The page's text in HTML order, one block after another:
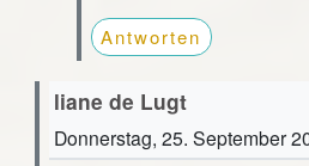
Antworten
liane de Lugt
Donnerstag, 25. September